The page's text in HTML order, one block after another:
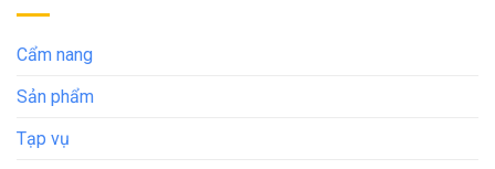
Cẩm nang
Sản phẩm
Tạp vụ